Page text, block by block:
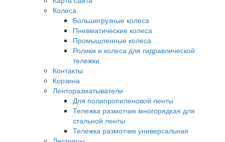
Колеса
Большегрузные колеса
Пневматические колеса
Промышленные колеса
Ролики и колеса для гидравлической
тележки
Контакты
Корзина
Ленторазматыватели
Для полипропиленовой ленты
Тележка размотчик многорядкая для
стальной ленты
Тележка размотчик универсальная